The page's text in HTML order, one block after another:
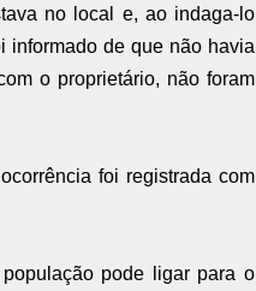
no local e, ao indaga-lo
informado de que não havia
o proprietário, não foram
foi registrada com
pode ligar para o